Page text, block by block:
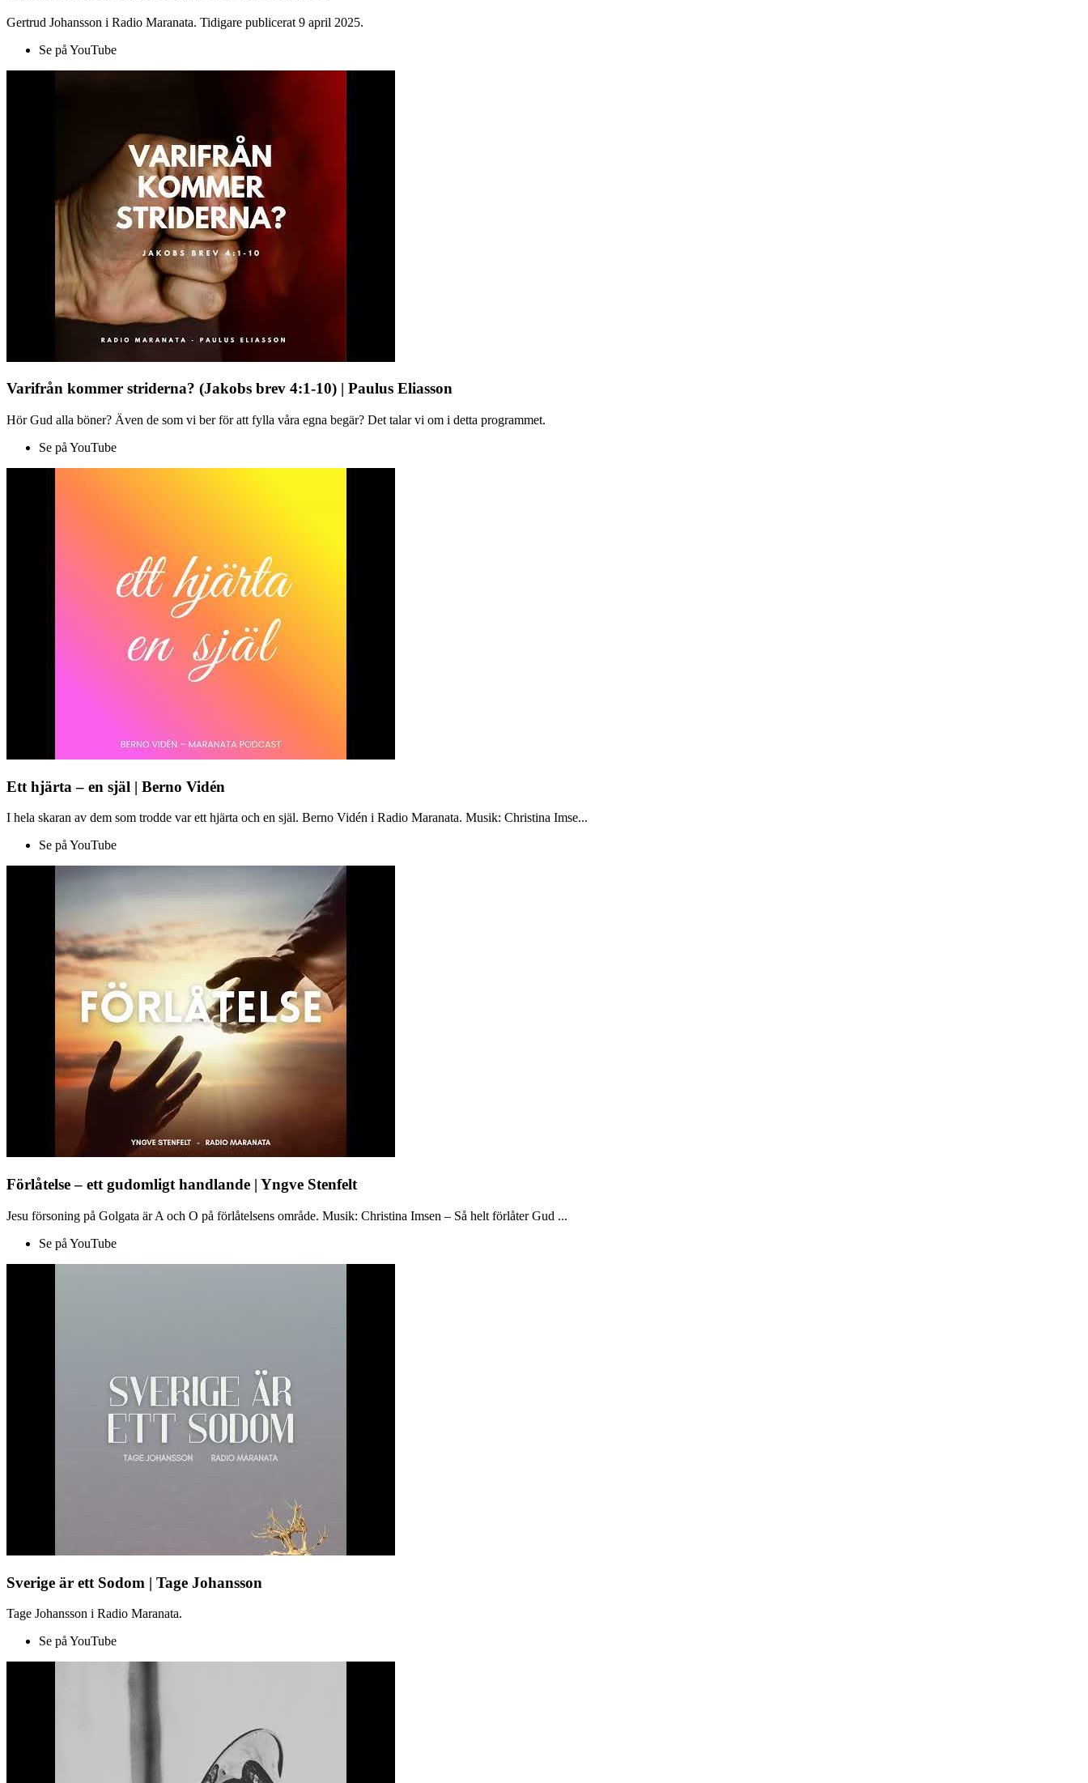
Gertrud Johansson i Radio Maranata. Tidigare publicerat 9 april 2025.
Se på YouTube
Varifrån kommer striderna? (Jakobs brev 4:1-10) | Paulus Eliasson
Hör Gud alla böner? Även de som vi ber för att fylla våra egna begär? Det talar vi om i detta programmet.
Se på YouTube
Ett hjärta – en själ | Berno Vidén
I hela skaran av dem som trodde var ett hjärta och en själ. Berno Vidén i Radio Maranata. Musik: Christina Imse...
Se på YouTube
Förlåtelse – ett gudomligt handlande | Yngve Stenfelt
Jesu försoning på Golgata är A och O på förlåtelsens område. Musik: Christina Imsen – Så helt förlåter Gud ...
Se på YouTube
Sverige är ett Sodom | Tage Johansson
Tage Johansson i Radio Maranata.
Se på YouTube